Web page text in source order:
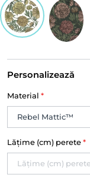
Personalizează
Material *
Lățime (cm) perete *